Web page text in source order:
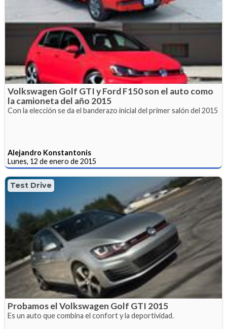
Volkswagen Golf GTI y Ford F150 son el auto como
la camioneta del año 2015
Con la elección se da el banderazo inicial del primer salón del 2015
Alejandro Konstantonis
Lunes, 12 de enero de 2015
Test Drive
Probamos el Volkswagen Golf GTI 2015
Es un auto que combina el confort y la deportividad.